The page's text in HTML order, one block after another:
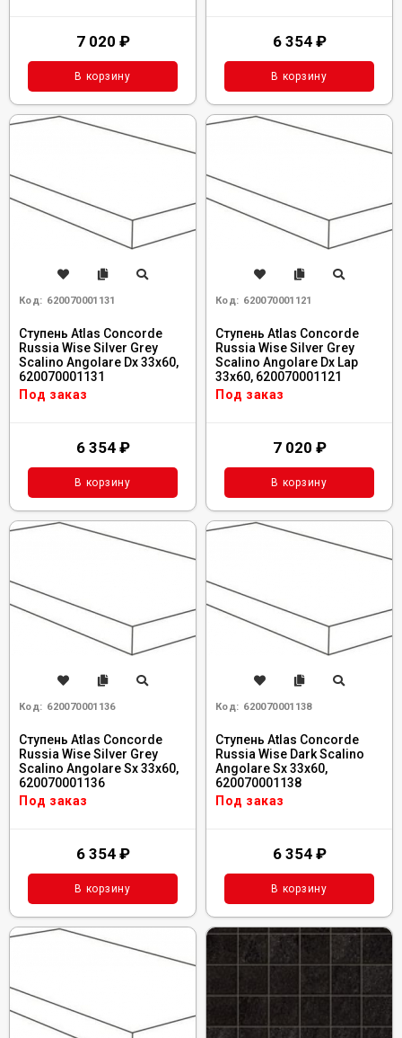
7 020 ₽
В корзину
6 354 ₽
В корзину
Код: 620070001131
Ступень Atlas Concorde
Russia Wise Silver Grey
Scalino Angolare Dx 33x60,
620070001131
Под заказ
6 354 ₽
В корзину
Код: 620070001121
Ступень Atlas Concorde
Russia Wise Silver Grey
Scalino Angolare Dx Lap
33x60, 620070001121
Под заказ
7 020 ₽
В корзину
Код: 620070001136
Ступень Atlas Concorde
Russia Wise Silver Grey
Scalino Angolare Sx 33x60,
620070001136
Под заказ
6 354 ₽
В корзину
Код: 620070001138
Ступень Atlas Concorde
Russia Wise Dark Scalino
Angolare Sx 33x60,
620070001138
Под заказ
6 354 ₽
В корзину